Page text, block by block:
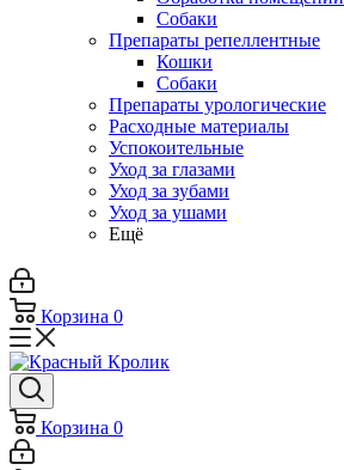
Собаки
Препараты репеллентные
Кошки
Собаки
Препараты урологические
Расходные материалы
Успокоительные
Уход за глазами
Уход за зубами
Уход за ушами
Ещё
Корзина 0
Корзина 0